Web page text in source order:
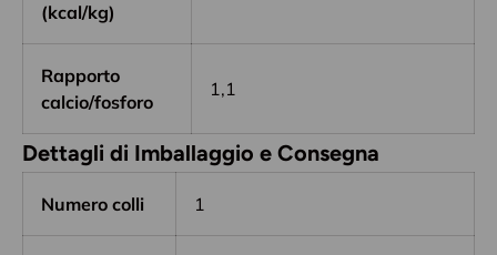
(kcal/kg)
Rapporto
calcio/fosforo
1,1
Dettagli di Imballaggio e Consegna
Numero colli 1